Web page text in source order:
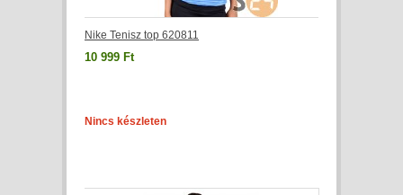
Nike Tenisz top 620811
10 999 Ft
Nincs készleten